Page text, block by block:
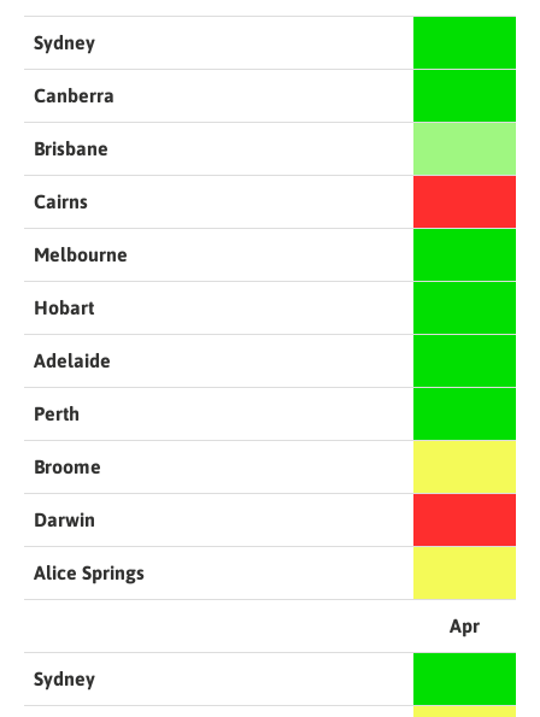
Sydney
Canberra
Brisbane
Cairns
Melbourne
Hobart
Adelaide
Perth
Broome
Darwin
Alice Springs
Apr
Sydney